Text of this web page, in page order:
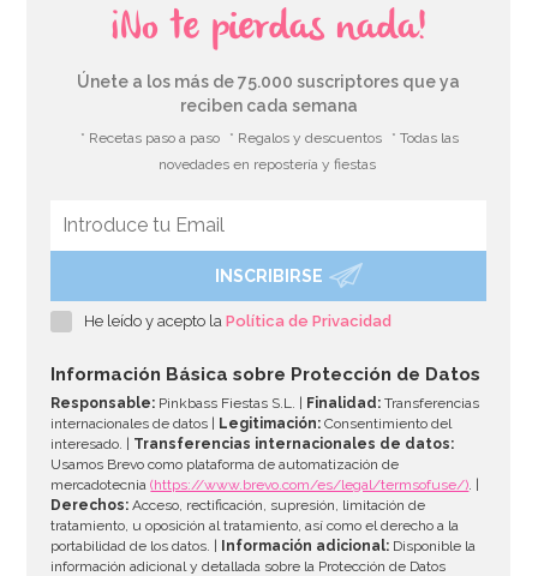
¡No te pierdas nada!
Únete a los más de 75.000 suscriptores que ya
reciben cada semana
* Recetas paso a paso * Regalos y descuentos
* Todas las
novedades en repostería y fiestas
INSCRIBIRSE
He leído y acepto laPolítica de Privacidad
Información Básica sobre Protección de Datos
Responsable: Pinkbass Fiestas S.L. | Finalidad: Transferencias
internacionales de datos |
Legitimación: Consentimiento del
interesado. | Transferencias internacionales de datos:
Usamos Brevo como plataforma de automatización de
mercadotecnia(https://www.brevo.com/es/legal/termsofuse/). |
Derechos: Acceso, rectificación, supresión, limitación de
tratamiento, u oposición al tratamiento, así como el derecho a la
portabilidad de los datos. |
Información adicional: Disponible la
información adicional y detallada sobre la Protección de Datos